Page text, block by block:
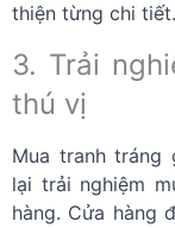
thiện từng chi tiết.
3. Trải
thú vị
Mua tranh tráng
lại trải nghiệm
hàng. Cửa hàng